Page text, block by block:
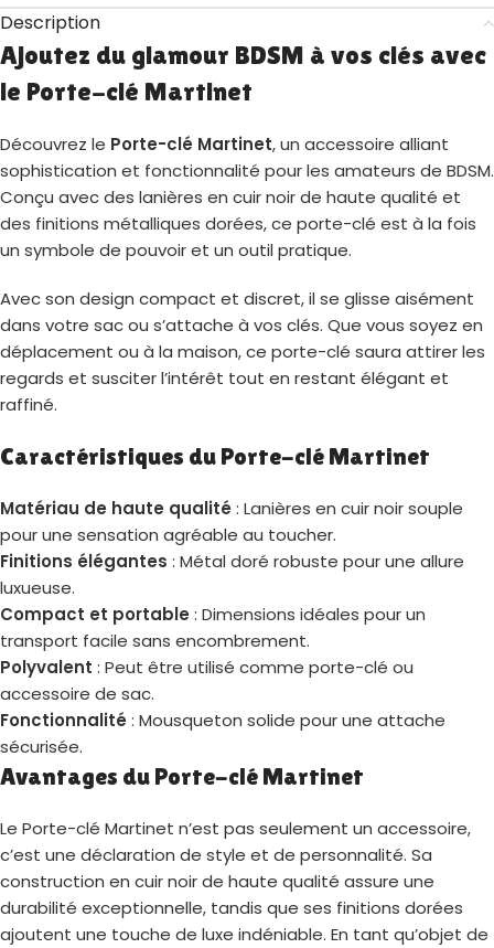
Description
Ajoutez du glamour BDSM à vos clés avec
le Porte-clé Martinet
Découvrez le Porte-clé Martinet, un accessoire alliant
sophistication et fonctionnalité pour les amateurs de BDSM.
Conçu avec des lanières en cuir noir de haute qualité et
des finitions métalliques dorées, ce porte-clé est à la fois
un symbole de pouvoir et un outil pratique.
Avec son design compact et discret, il se glisse aisément
dans votre sac ou s’attache à vos clés. Que vous soyez en
déplacement ou à la maison, ce porte-clé saura attirer les
regards et susciter l’intérêt tout en restant élégant et
raffiné.
Caractéristiques du Porte-clé Martinet
Matériau de haute qualité : Lanières en cuir noir souple
pour une sensation agréable au toucher.
Finitions élégantes : Métal doré robuste pour une allure
luxueuse.
Compact et portable : Dimensions idéales pour un
transport facile sans encombrement.
Polyvalent : Peut être utilisé comme porte-clé ou
accessoire de sac.
Fonctionnalité : Mousqueton solide pour une attache
sécurisée.
Avantages du Porte-clé Martinet
Le Porte-clé Martinet n’est pas seulement un accessoire,
c’est une déclaration de style et de personnalité. Sa
construction en cuir noir de haute qualité assure une
durabilité exceptionnelle, tandis que ses finitions dorées
ajoutent une touche de luxe indéniable. En tant qu’objet de